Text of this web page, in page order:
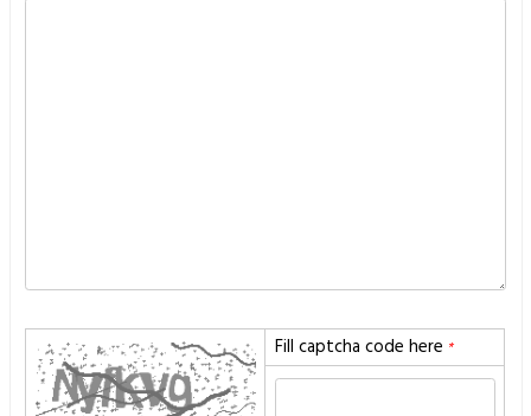
Fill captcha code here